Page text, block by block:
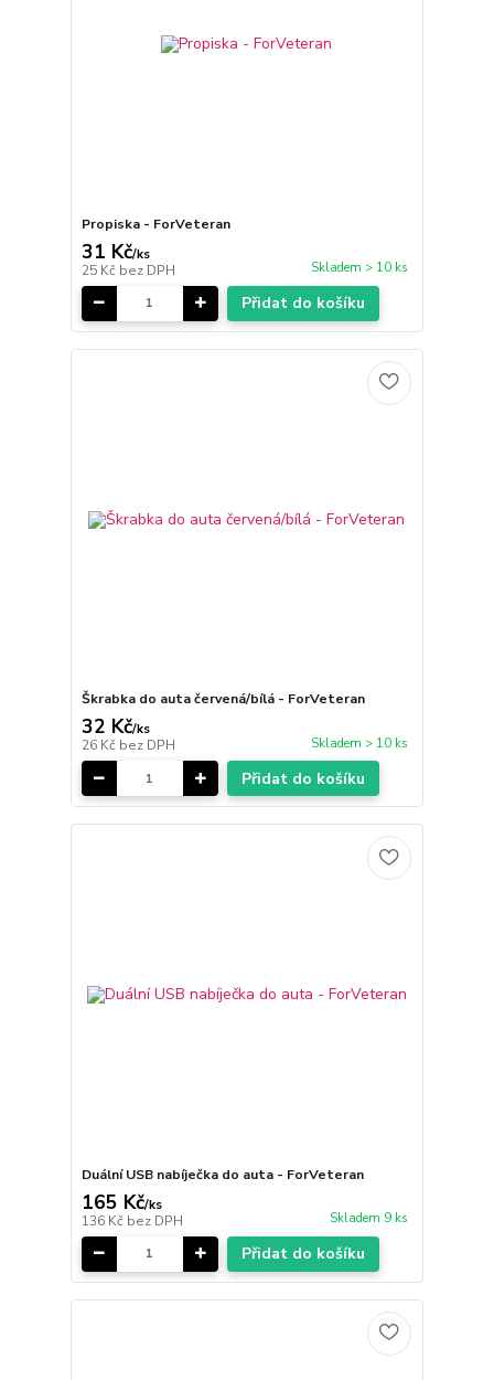
Propiska - ForVeteran
31 Kč/ks
25 Kč bez DPH Skladem > 10 ks
Přidat do košíku
Škrabka do auta červená/bílá - ForVeteran
32 Kč/ks
26 Kč bez DPH Skladem > 10 ks
Přidat do košíku
Duální USB nabíječka do auta - ForVeteran
165 Kč/ks
136 Kč bez DPH Skladem 9 ks
Přidat do košíku